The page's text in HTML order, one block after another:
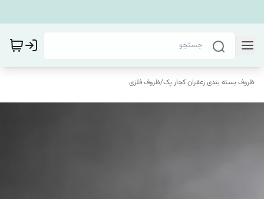
ظروف بسته بندی زعفران کجار پک/ظروف فلزی